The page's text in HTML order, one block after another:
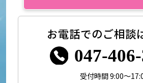
お電話でのご相談
047-
受付時間 9:00～